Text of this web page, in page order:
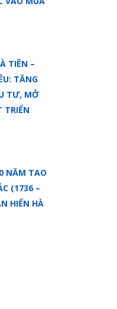
TIÊN –
TĂNG
TƯ, MỞ
TRIỂN
NĂM TAO
(1736 –
HIẾN HÀ